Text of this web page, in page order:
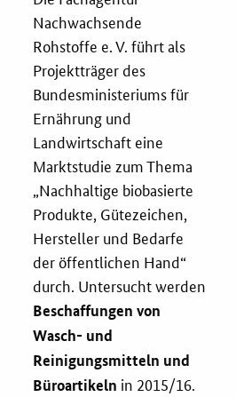
Fristenassistent
KOINNOvationsplatz
LZK-Rechner
Preis-Leistungs-Gewichtungs-
Toolbox
Vergabe-Wahl-O-Mat
Startups & innovative KMU
Nachwachsende
Rohstoffe e. V. führt als
Projektträger des
Bundesministeriums für
Ernährung und
Landwirtschaft eine
Marktstudie zum Thema
„Nachhaltige biobasierte
Produkte, Gütezeichen,
Hersteller und Bedarfe
der öffentlichen Hand“
durch. Untersucht werden
Beschaffungen von
Wasch- und
Reinigungsmitteln und
Büroartikeln in 2015/16.